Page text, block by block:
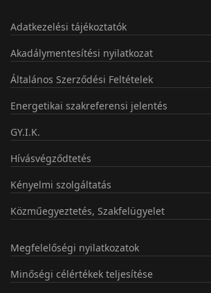
Adatkezelési tájékoztatók
Akadálymentesítési nyilatkozat
Általános Szerződési Feltételek
Energetikai szakreferensi jelentés
GY.I.K.
Hívásvégződtetés
Kényelmi szolgáltatás
Közműegyeztetés, Szakfelügyelet
Megfelelőségi nyilatkozatok
Minőségi célértékek teljesítése